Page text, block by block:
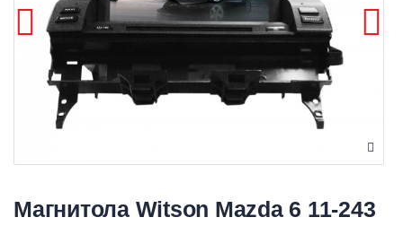
Магнитола Witson Mazda 6 11-243